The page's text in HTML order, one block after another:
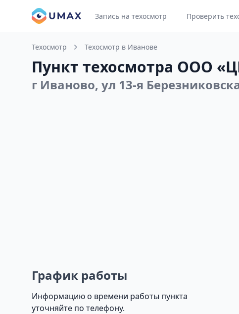
Запись на техосмотр Проверить
Техосмотр Техосмотр в Иванове
Пункт техосмотра ООО
г Иваново, ул 13-я
График работы
Информацию о времени работы пункта
уточняйте по телефону.